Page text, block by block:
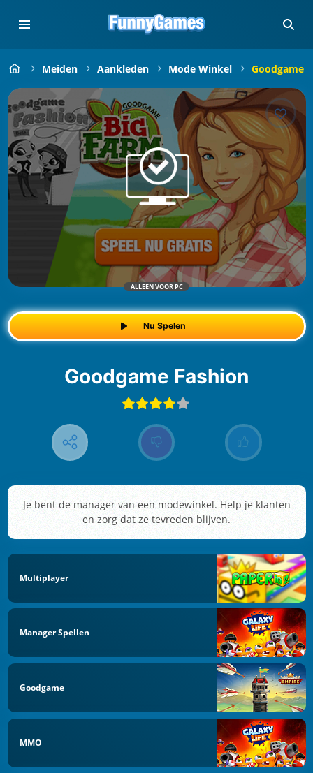
Meiden Aankleden Mode Winkel Goodgame
ALLEEN VOOR PC
Nu Spelen
Goodgame Fashion
Je bent de manager van een modewinkel. Help je klanten
en zorg dat ze tevreden blijven.
Multiplayer
Manager Spellen
Goodgame
MMO